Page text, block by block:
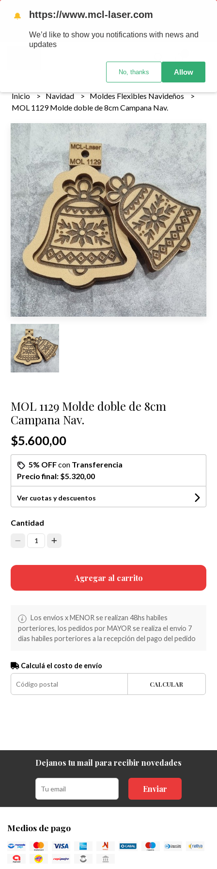
Tenemos envios a todo el pais!........ Los envios Por MENOR se
realizan 48 hs habiles porteriores al pago , los pedidos por
MAYOR se envian 7 dias posteriores al pago del pedido
Inicio Navidad
Moldes Flexibles Navideños
MOL 1129 Molde doble de 8cm Campana Nav.
MOL 1129 Molde doble de 8cm
Campana Nav.
$5.600,00
5% OFFcon Transferencia
Precio final: $5.320,00
Ver cuotas y descuentos
Cantidad
1
Agregar al carrito
Los envios x MENOR se realizan 48hs habiles
porteriores, los pedidos por MAYOR se realiza el envio 7
dias habiles porteriores a la recepción del pago del pedido
Calculá el costo de envío
CALCULAR
Dejanos tu mail para recibir novedades
Enviar
Medios de pago
🔔 https://www.mcl-laser.com
We’d like to show you notifications with news and
updates
No, thanks Allow